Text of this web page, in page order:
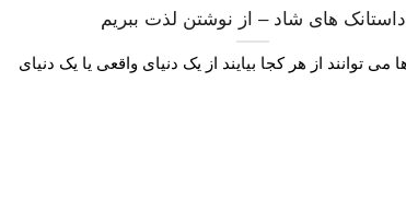
داستانک های شاد – از نوشتن لذت ببریم